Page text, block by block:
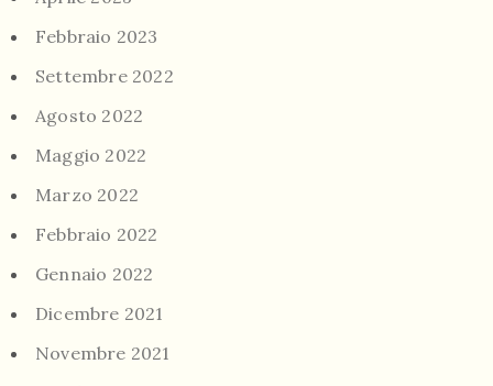
Febbraio 2023
Settembre 2022
Agosto 2022
Maggio 2022
Marzo 2022
Febbraio 2022
Gennaio 2022
Dicembre 2021
Novembre 2021